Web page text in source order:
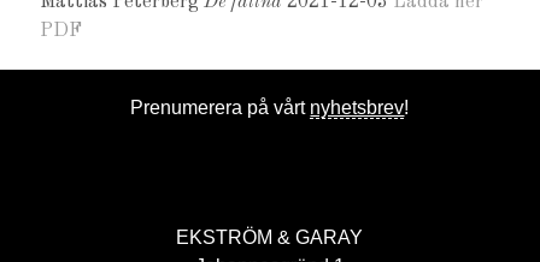
PDF
Prenumerera på vårt nyhetsbrev!
EKSTRÖM & GARAY